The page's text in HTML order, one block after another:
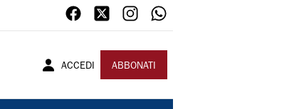
ACCEDI ABBONATI